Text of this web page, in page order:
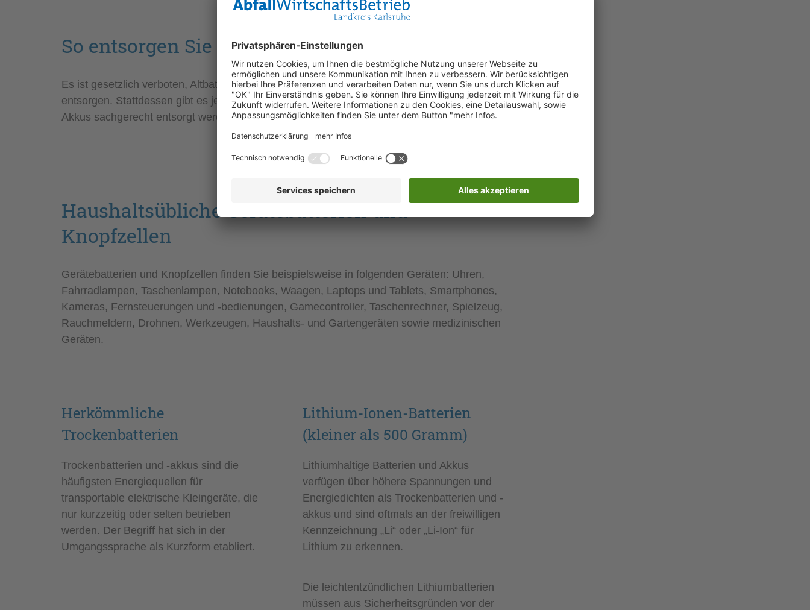
So entsorgen Sie Akkus und Batterien richtig
Es ist gesetzlich verboten, Altbatterien im Hausmüll oder gar achtlos in der Umgebung zu
entsorgen. Stattdessen gibt es je nach Typ verschiedene Möglichkeiten, wie Batterien und
Akkus sachgerecht entsorgt werden können:
Haushaltsübliche Gerätebatterien und
Knopfzellen
Gerätebatterien und Knopfzellen finden Sie beispielsweise in folgenden Geräten: Uhren,
Fahrradlampen, Taschenlampen, Notebooks, Waagen, Laptops und Tablets, Smartphones,
Kameras, Fernsteuerungen und -bedienungen, Gamecontroller, Taschenrechner, Spielzeug,
Rauchmeldern, Drohnen, Werkzeugen, Haushalts- und Gartengeräten sowie medizinischen
Geräten.
Herkömmliche
Trockenbatterien
Trockenbatterien und -akkus sind die
häufigsten Energiequellen für
transportable elektrische Kleingeräte, die
nur kurzzeitig oder selten betrieben
werden. Der Begriff hat sich in der
Umgangssprache als Kurzform etabliert.
Lithium-Ionen-Batterien
(kleiner als 500 Gramm)
Lithiumhaltige Batterien und Akkus
verfügen über höhere Spannungen und
Energiedichten als Trockenbatterien und -
akkus und sind oftmals an der freiwilligen
Kennzeichnung „Li“ oder „Li-Ion“ für
Lithium zu erkennen.
Die leichtentzündlichen Lithiumbatterien
müssen aus Sicherheitsgründen vor der